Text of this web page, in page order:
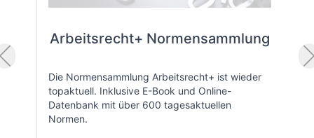
Arbeitsrecht+ Normensammlung
Die Normensammlung Arbeitsrecht+ ist wieder
topaktuell. Inklusive E-Book und Online-
Datenbank mit über 600 tagesaktuellen
Normen.